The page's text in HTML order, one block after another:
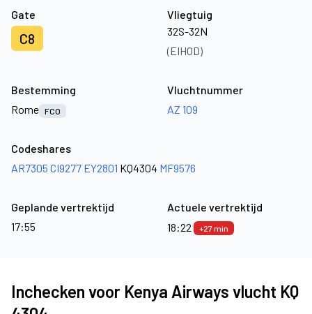
Gate
C8
Vliegtuig
32S-32N
(EIHOD)
Bestemming
Rome FCO
Vluchtnummer
AZ 109
Codeshares
AR7305 CI9277 EY2801 KQ4304 MF9576
Geplande vertrektijd
17:55
Actuele vertrektijd
18:22
+27 min
Inchecken voor Kenya Airways vlucht KQ